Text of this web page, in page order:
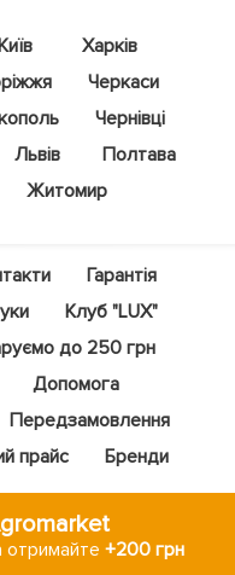
Харків
Черкаси
Чернівці
Львів
Полтава
Житомир
Гарантія
Клуб "LUX"
до 250 грн
Допомога
Передзамовлення
прайс Бренди
отримайте+200 грн